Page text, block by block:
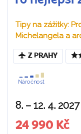
Tipy na zážitky:
Michelangela a
Z PRAHY
Náročnost
8. – 12. 4.
24 990 Kč